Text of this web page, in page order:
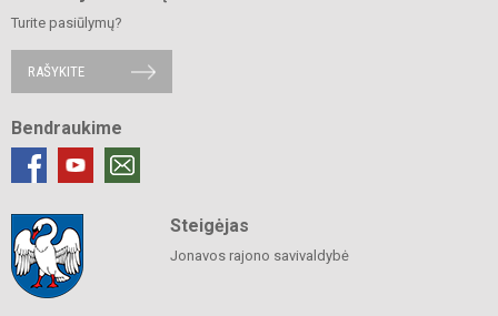
Turite pasiūlymų?
RAŠYKITE
Bendraukime
Steigėjas
Jonavos rajono savivaldybė